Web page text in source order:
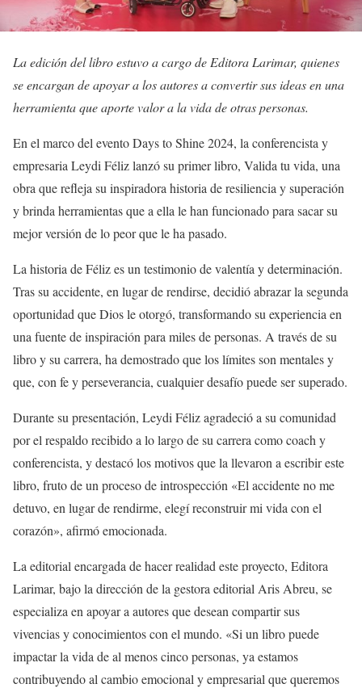
La edición del libro estuvo a cargo de Editora Larimar, quienes
se encargan de apoyar a los autores a convertir sus ideas en una
herramienta que aporte valor a la vida de otras personas.
En el marco del evento Days to Shine 2024, la conferencista y
empresaria Leydi Féliz lanzó su primer libro, Valida tu vida, una
obra que refleja su inspiradora historia de resiliencia y superación
y brinda herramientas que a ella le han funcionado para sacar su
mejor versión de lo peor que le ha pasado.
La historia de Féliz es un testimonio de valentía y determinación.
Tras su accidente, en lugar de rendirse, decidió abrazar la segunda
oportunidad que Dios le otorgó, transformando su experiencia en
una fuente de inspiración para miles de personas. A través de su
libro y su carrera, ha demostrado que los límites son mentales y
que, con fe y perseverancia, cualquier desafío puede ser superado.
Durante su presentación, Leydi Féliz agradeció a su comunidad
por el respaldo recibido a lo largo de su carrera como coach y
conferencista, y destacó los motivos que la llevaron a escribir este
libro, fruto de un proceso de introspección «El accidente no me
detuvo, en lugar de rendirme, elegí reconstruir mi vida con el
corazón», afirmó emocionada.
La editorial encargada de hacer realidad este proyecto, Editora
Larimar, bajo la dirección de la gestora editorial Aris Abreu, se
especializa en apoyar a autores que desean compartir sus
vivencias y conocimientos con el mundo. «Si un libro puede
impactar la vida de al menos cinco personas, ya estamos
contribuyendo al cambio emocional y empresarial que queremos